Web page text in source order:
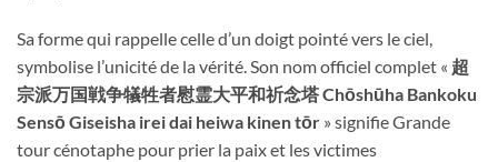
Sa forme qui rappelle celle d’un doigt pointé vers le ciel,
symbolise l’unicité de la vérité. Son nom officiel complet « 超
宗派万国戦争犠牲者慰霊大平和祈念塔 Chōshūha Bankoku
Sensō Giseisha irei dai heiwa kinen tōr » signifie Grande
tour cénotaphe pour prier la paix et les victimes